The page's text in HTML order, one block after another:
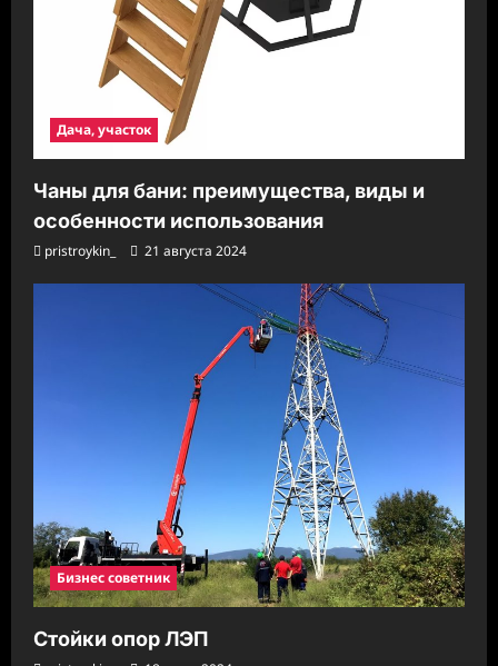
Дача, участок
Чаны для бани: преимущества, виды и
особенности использования
pristroykin_ 21 августа 2024
Бизнес советник
Стойки опор ЛЭП